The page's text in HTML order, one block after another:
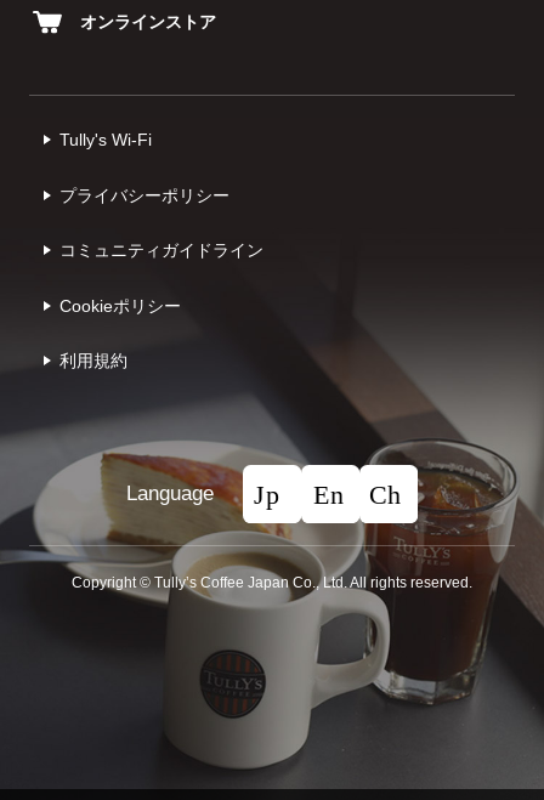
オンラインストア
Tully's Wi-Fi
プライバシーポリシー
コミュニティガイドライン
Cookieポリシー
利⽤規約
Language
Copyright © Tullyʼs Coffee Japan Co., Ltd. All rights reserved.